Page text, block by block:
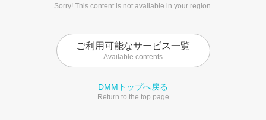
Sorry! This content is not available in your region.
ご利用可能なサービス一覧
Available contents
DMMトップへ戻る
Return to the top page